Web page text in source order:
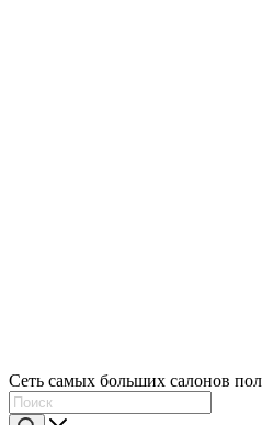
Сеть самых больших салонов